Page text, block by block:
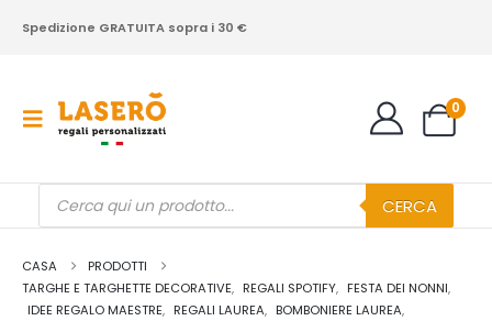
Spedizione GRATUITA sopra i 30 €
0
Products
search CERCA
CASA
PRODOTTI
TARGHE E TARGHETTE DECORATIVE, REGALI SPOTIFY, FESTA DEI NONNI,
IDEE REGALO MAESTRE, REGALI LAUREA, BOMBONIERE LAUREA,